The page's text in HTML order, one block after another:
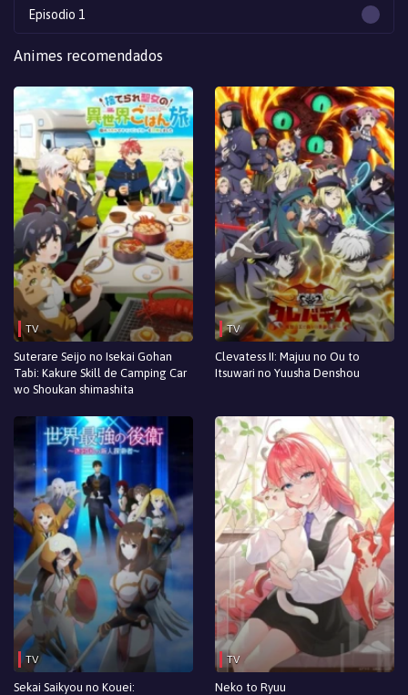
Episodio 1
Animes recomendados
TV
Suterare Seijo no Isekai Gohan
Tabi: Kakure Skill de Camping Car
wo Shoukan shimashita
TV
Clevatess II: Majuu no Ou to
Itsuwari no Yuusha Denshou
TV
Sekai Saikyou no Kouei:
TV
Neko to Ryuu